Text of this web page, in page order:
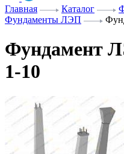
Главная Каталог
Фундаменты ЛЭП
Фундамент
1-10